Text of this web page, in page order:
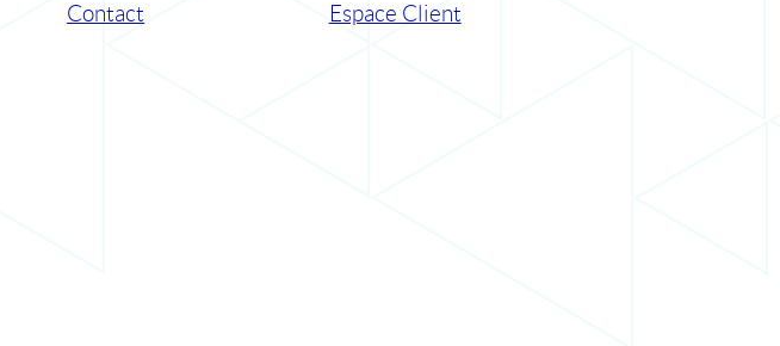
Contact Espace Client